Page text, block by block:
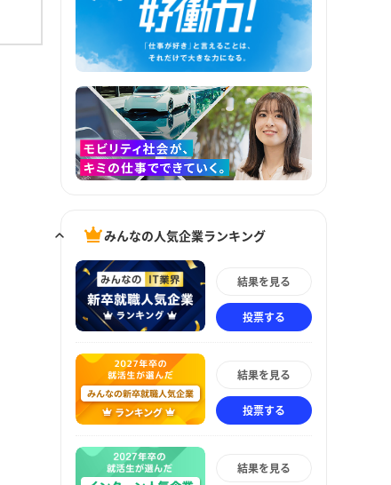
みんなの人気企業ランキング
結果を見る
投票する
結果を見る
投票する
結果を見る